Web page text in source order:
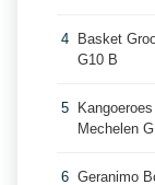
4
Basket
G10 B
5
Mechelen
6 Geranimo